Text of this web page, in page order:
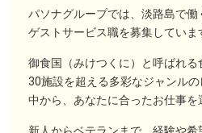
パソナグループでは、淡路島で
ゲストサービス職を募集していま
御食国（みけつくに）と呼ばれ
30施設を超える多彩なジャンル
中から、あなたに合ったお仕事を
新人からベテランまで、経験や